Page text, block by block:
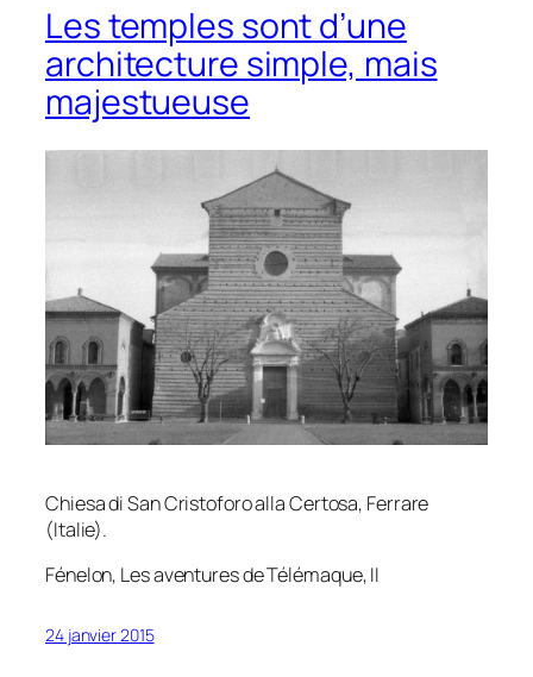
Les temples sont d’une
architecture simple, mais
majestueuse
Chiesa di San Cristoforo alla Certosa, Ferrare
(Italie).
Fénelon, Les aventures de Télémaque, II
24 janvier 2015